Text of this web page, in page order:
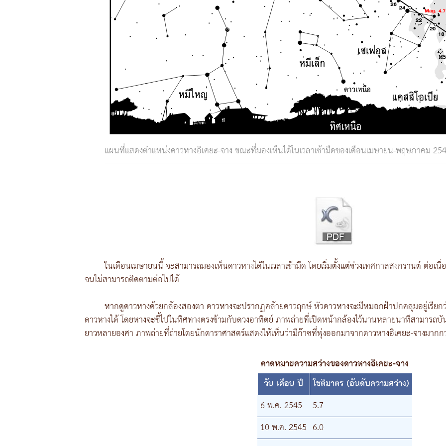
แผนที่แสดงตำแหน่งดาวหางอิเคยะ-จาง ขณะที่มองเห็นได้ในเวลาเช้ามืดของเดือนเมษายน-พฤษภาคม
ในเดือนเมษายนนี้ จะสามารถมองเห็นดาวหางได้ในเวลาเช้ามืด โดยเริ่มตั้งแต่ช่วงเทศกาลสงกรานต์ ต่อเ
จนไม่สามารถติดตามต่อไปได้
หากดูดาวหางด้วยกล้องสองตา ดาวหางจะปรากฏคล้ายดาวฤกษ์ หัวดาวหางจะมีหมอกฝ้าปกคลุมอยู่เรีย
ดาวหางได้ โดยหางจะชี้ไปในทิศทางตรงข้ามกับดวงอาทิตย์ ภาพถ่ายที่เปิดหน้ากล้องไว้นานหลายนาทีสามารถ
ยาวหลายองศา ภาพถ่ายที่ถ่ายโดยนักดาราศาสตร์แสดงให้เห็นว่ามีก๊าซที่พุ่งออกมาจากดาวหางอิเคยะ-จางมา
คาดหมายความสว่างของดาวหางอิเคยะ-จาง
วัน เดือน ปี
โชติมาตร (อันดับความสว่าง)
6 พ.ค. 2545
5.7
10 พ.ค. 2545 6.0